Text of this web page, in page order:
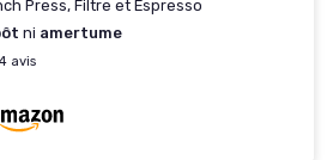
Press, Filtre et Espresso
ni amertume
avis